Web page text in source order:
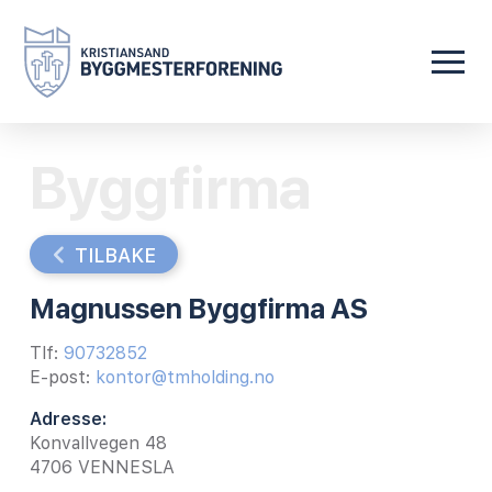
TILBAKE
Magnussen Byggfirma AS
Tlf: 90732852
E-post: kontor@tmholding.no
Adresse:
Konvallvegen 48
4706 VENNESLA